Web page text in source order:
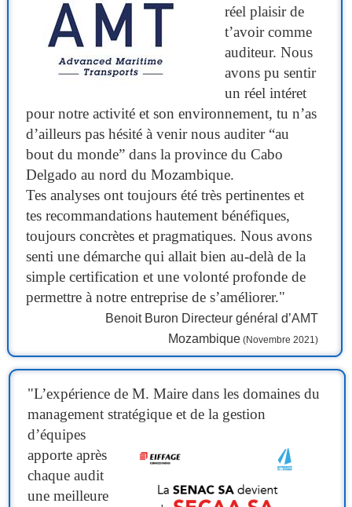
réel plaisir de
t’avoir comme
auditeur. Nous
avons pu sentir
un réel intéret
pour notre activité et son environnement, tu n’as
d’ailleurs pas hésité à venir nous auditer “au
bout du monde” dans la province du Cabo
Delgado au nord du Mozambique.
Tes analyses ont toujours été très pertinentes et
tes recommandations hautement bénéfiques,
toujours concrètes et pragmatiques. Nous avons
senti une démarche qui allait bien au-delà de la
simple certification et une volonté profonde de
permettre à notre entreprise de s’améliorer."
Benoit Buron Directeur général d’AMT
Mozambique(Novembre 2021)
"L’expérience de M. Maire dans les domaines du
management stratégique et de la gestion
d’équipes
apporte après
chaque audit
une meilleure